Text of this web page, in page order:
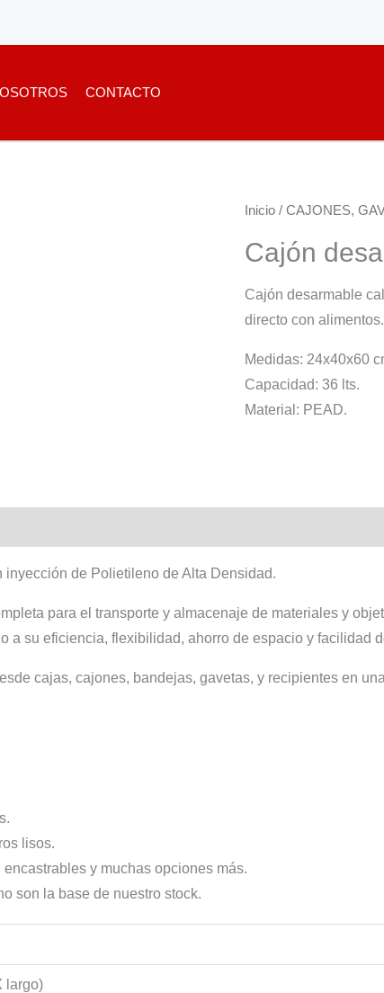
CONTACTO
Inicio / CAJONES,
Cajón
Cajón desarmable
directo con
Medidas: 24x40x60
Capacidad: 36 lts.
Material: PEAD.
de Polietileno de Alta Densidad.
para el transporte y almacenaje de materiales y
a su eficiencia, flexibilidad, ahorro de espacio y facilidad
cajas, cajones, bandejas, gavetas, y recipientes en
lisos.
y muchas opciones más.
son la base de nuestro stock.
largo)